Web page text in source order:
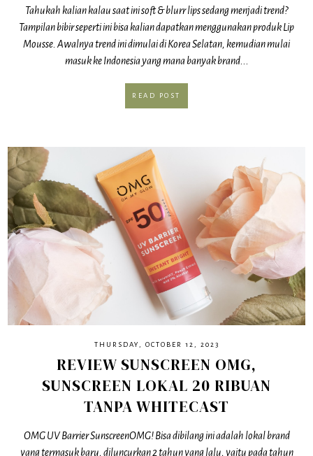
Tahukah kalian kalau saat ini soft & blurr lips sedang menjadi trend?
Tampilan bibir seperti ini bisa kalian dapatkan menggunakan produk Lip
Mousse. Awalnya trend ini dimulai di Korea Selatan, kemudian mulai
masuk ke Indonesia yang mana banyak brand...
READ POST
THURSDAY, OCTOBER 12, 2023
REVIEW SUNSCREEN OMG,
SUNSCREEN LOKAL 20 RIBUAN
TANPA WHITECAST
OMG UV Barrier SunscreenOMG! Bisa dibilang ini adalah lokal brand
yang termasuk baru, diluncurkan 2 tahun yang lalu, yaitu pada tahun